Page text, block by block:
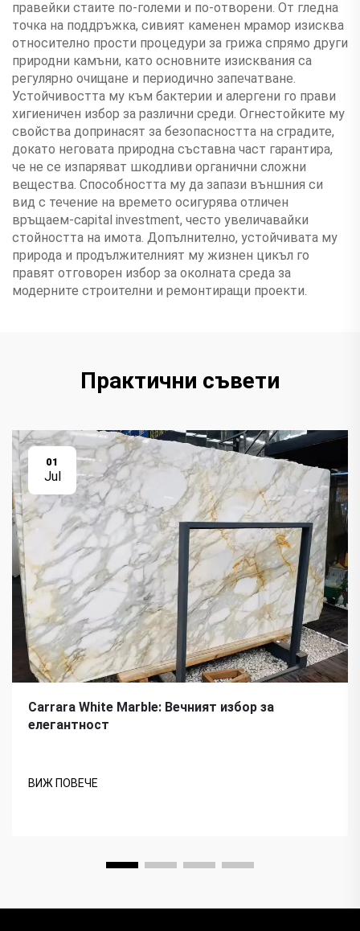
правейки стаите по-големи и по-отворени. От гледна
точка на поддръжка, сивият каменен мрамор изисква
относително прости процедури за грижа спрямо други
природни камъни, като основните изисквания са
регулярно очищане и периодично запечатване.
Устойчивостта му към бактерии и алергени го прави
хигиеничен избор за различни среди. Огнестойките му
свойства допринасят за безопасността на сградите,
докато неговата природна съставна част гарантира,
че не се изпаряват шкодливи органични сложни
вещества. Способността му да запази външния си
вид с течение на времето осигурява отличен
връщаем-capital investment, често увеличавайки
стойността на имота. Допълнително, устойчивата му
природа и продължителният му жизнен цикъл го
правят отговорен избор за околната среда за
модерните строителни и ремонтиращи проекти.
Практични съвети
01
Jul
Carrara White Marble: Вечният избор за
елегантност
ВИЖ ПОВЕЧЕ